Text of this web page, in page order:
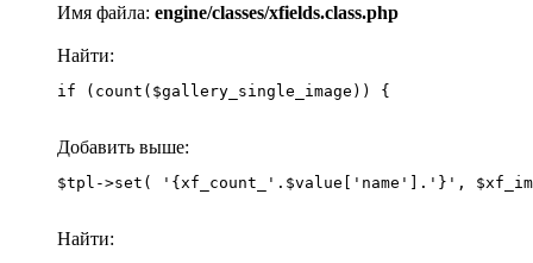
Имя файла: engine/classes/xfields.class.php
Найти:
if (count($gallery_single_image)) {
Добавить выше:
Найти: